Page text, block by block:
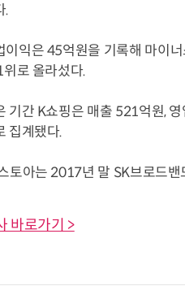
.
이익은 45억원을 기록해 마이
위로 올라섰다.
기간 K쇼핑은 매출 521억원,
집계됐다.
토아는 2017년 말 SK브로드
바로가기 >